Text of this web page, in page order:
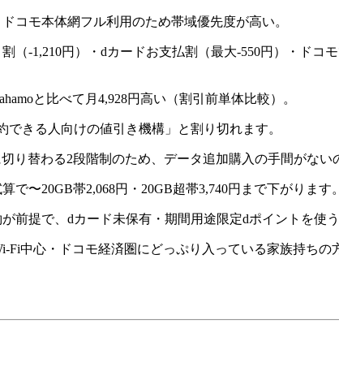
コモ本体網フル利用のため帯域優先度が高い。
（-1,210円）・dカードお支払割（最大-550円）・ド
と比べて月4,928円高い（割引前単体比較）。
きる人向けの値引き機構」と割り切れます。
り替わる2段階制のため、データ追加購入の手間がない
〜20GB帯2,068円・20GB超帯3,740円まで下がります。
前提で、dカード未保有・期間用途限定dポイントを使
中心・ドコモ経済圏にどっぷり入っている家族持ち